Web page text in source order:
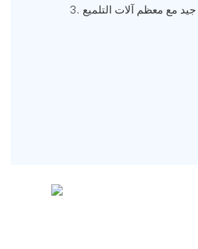
جيد مع معظم آلات التلميع